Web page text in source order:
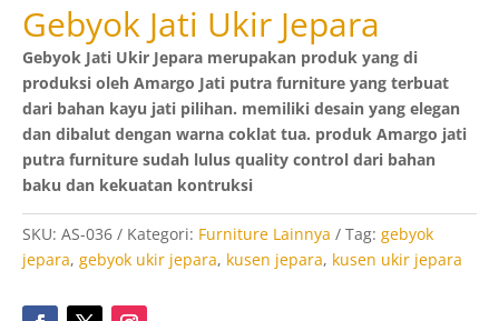
Gebyok Jati Ukir Jepara
Gebyok Jati Ukir Jepara merupakan produk yang di
produksi oleh Amargo Jati putra furniture yang terbuat
dari bahan kayu jati pilihan. memiliki desain yang elegan
dan dibalut dengan warna coklat tua. produk Amargo jati
putra furniture sudah lulus quality control dari bahan
baku dan kekuatan kontruksi
SKU: AS-036 Kategori: Furniture Lainnya Tag: gebyok
jepara, gebyok ukir jepara, kusen jepara, kusen ukir jepara